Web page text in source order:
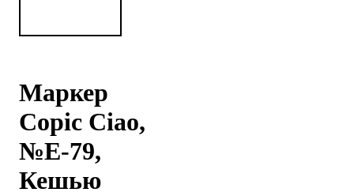
Маркер
Copic Ciao,
№E-79,
Кешью